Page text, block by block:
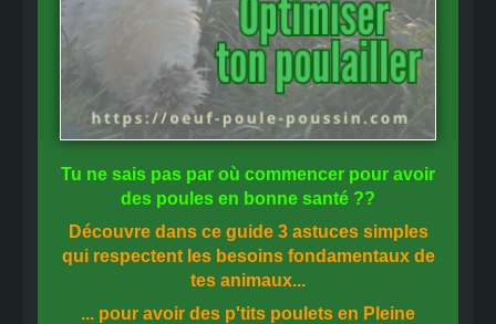
Tu ne sais pas par où commencer pour avoir
des poules en bonne santé ??
Découvre dans ce guide 3 astuces simples
qui respectent les besoins fondamentaux de
tes animaux...
... pour avoir des p'tits poulets en Pleine